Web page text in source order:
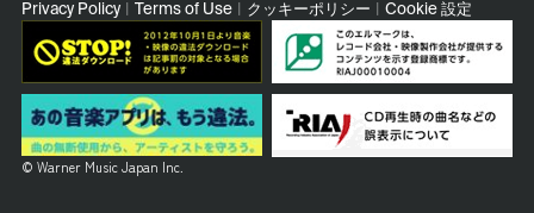
Privacy Policy Terms of Use クッキーポリシー Cookie 設定
© Warner Music Japan Inc.